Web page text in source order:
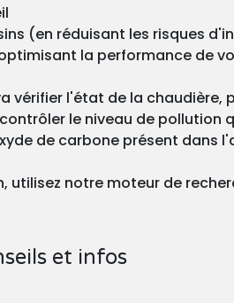
(en réduisant les risques
la performance de
vérifier l'état de la
le niveau de
de carbone présent dans
utilisez notre moteur de
et infos